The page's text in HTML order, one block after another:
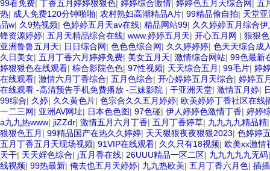
99看免费| 丁香五月婷婷狠狠色| 婷婷综合激情| 婷婷色五月天综合网| 五
热| 成人免费120分钟啪啪| 农村熟妇高潮精品A片| 99精品偷自拍| 天堂
品w| 久9热视频| 色婷婷五月天av在线| 精品网站99| 久久婷婷五月综合伊
锋资源婷婷| 五月天精品综合在线| www.婷婷五月天| 开心五月网 | 狠狠
亚洲鲁鲁五月天| 日日综合网| 色色色综合网| 久久婷婷婷| 色天天综合成
久日美女| 五月丁香六月婷婷免费| 美女五月天| 激情综合网站| 99色最新
婷狠狠色在线观看| 棕合影院色色| 97性视频| 天天综合五月 | 99毛片| 婷
在线观看| 激情六月丁香综合| 五月色综合| 开心婷婷五月天综合| 婷婷五
在线观看 -高清预告手机免费播放 -三妹影院 | 干亚洲天堂| 激情五月婷|
99综合| 久婷| 久久黄色片| 色宗合久久五月婷婷| 欧美婷婷丁香社区在线
一二三网| 亚洲AV网址| 日本色色图| 97色碰| 伊人婷婷色激情丁香| 婷婷
a九九热www| jiZZdr| 激情五月六月丁香| 五月丁香婷草| 九九九九精品精
狠狠色五月 | 99精品国产在热久久婷婷| 天天狠狠夜夜狠狠2023| 色婷婷
五月丁香五月天现场视频| 91VIP在线观看| 久久只有18视频| 欧美xx激情
天干| 天天婬色综合| j五月香在线| 26UUU精品一区二区| 九九九九九无码
线视频| 99热最新| 俺去也五月天婷婷| 九九热欧美| 五月丁香六月色| 插